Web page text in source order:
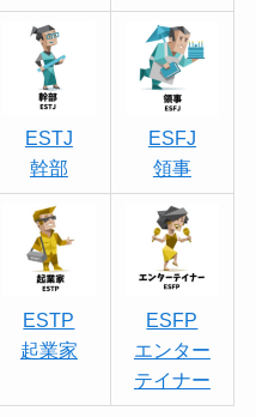
ESTJ
幹部
ESFJ
領事
ESTP
起業家
ESFP
エンター
テイナー